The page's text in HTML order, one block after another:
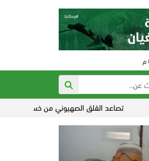
تصاعد القلق الصهيوني من خسائر الاحتلال في